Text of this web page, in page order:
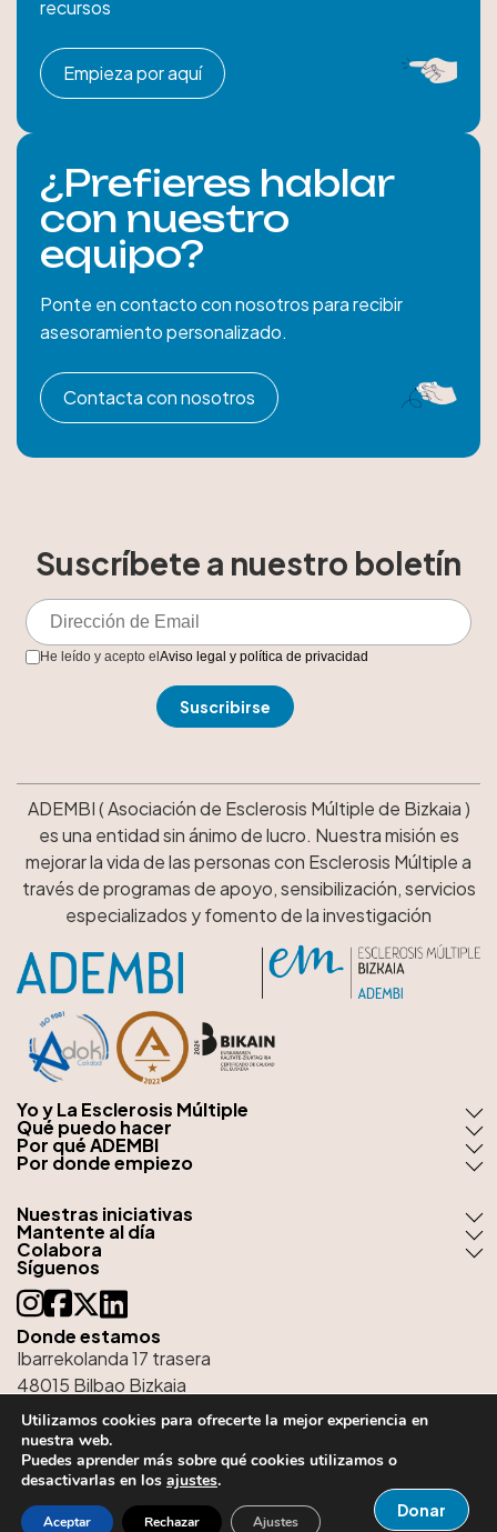
recursos
Empieza por aquí
¿Prefieres hablar
con nuestro
equipo?
Ponte en contacto con nosotros para recibir
asesoramiento personalizado.
Contacta con nosotros
Suscríbete a nuestro boletín
He leído y acepto elAviso legal y política de privacidad
ADEMBI ( Asociación de Esclerosis Múltiple de Bizkaia )
es una entidad sin ánimo de lucro. Nuestra misión es
mejorar la vida de las personas con Esclerosis Múltiple a
través de programas de apoyo, sensibilización, servicios
especializados y fomento de la investigación
Yo y La Esclerosis Múltiple
Qué puedo hacer
Por qué ADEMBI
Por donde empiezo
Donde estamos
Ibarrekolanda 17 trasera
48015 Bilbao Bizkaia
tel:944 76 51 38
email:kaixo@adembi.org
Nuestras iniciativas
Mantente al día
Colabora
Síguenos
Aviso legal y Política de Privacidad Donar
Utilizamos cookies para ofrecerte la mejor experiencia en
nuestra web.
Puedes aprender más sobre qué cookies utilizamos o
desactivarlas en los ajustes.
Aceptar Rechazar Ajustes